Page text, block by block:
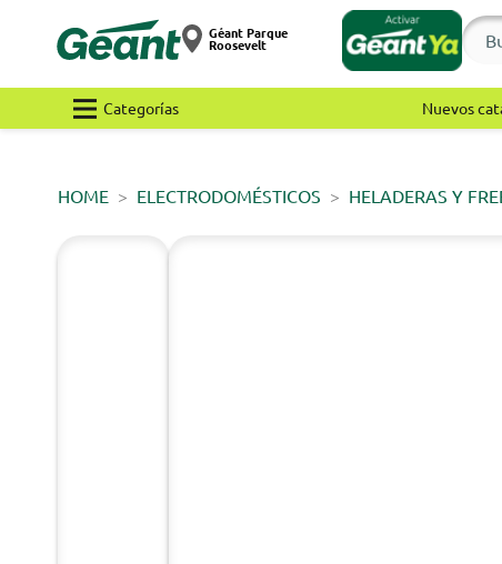
Géant Parque
Roosevelt
Categorías Nuevos
HOME ELECTRODOMÉSTICOS HELADERAS Y